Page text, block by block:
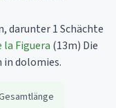
darunter 1 Schächte
la Figuera (13m) Die
in dolomies.